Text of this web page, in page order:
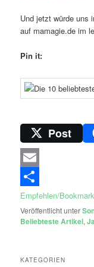
Und jetzt würde uns
auf mamagie.de im
Pin it:
Post
Email
Empfehlen/Bookmark
Veröffentlicht unter
Beliebteste Artikel,
KATEGORIEN